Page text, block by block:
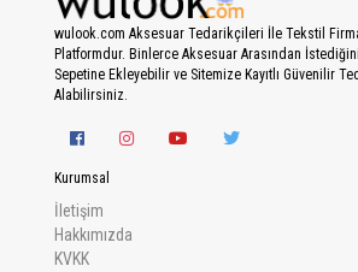
wulook.com Aksesuar Tedarikçileri İle Tekstil
Platformdur. Binlerce Aksesuar Arasından
Sepetine Ekleyebilir ve Sitemize Kayıtlı Güvenilir
Alabilirsiniz.
Kurumsal
İletişim
Hakkımızda
KVKK